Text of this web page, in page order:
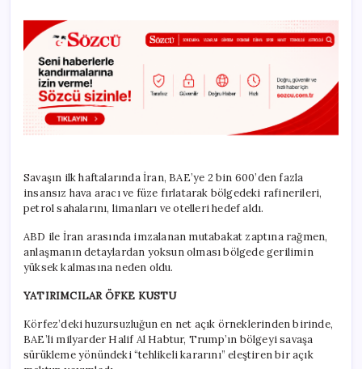
Savaşın ilk haftalarında İran, BAE’ye 2 bin 600’den fazla
insansız hava aracı ve füze fırlatarak bölgedeki rafinerileri,
petrol sahalarını, limanları ve otelleri hedef aldı.
ABD ile İran arasında imzalanan mutabakat zaptına rağmen,
anlaşmanın detaylardan yoksun olması bölgede gerilimin
yüksek kalmasına neden oldu.
YATIRIMCILAR ÖFKE KUSTU
Körfez’deki huzursuzluğun en net açık örneklerinden birinde,
BAE’li milyarder Halif Al Habtur, Trump’ın bölgeyi savaşa
sürükleme yönündeki “tehlikeli kararını” eleştiren bir açık